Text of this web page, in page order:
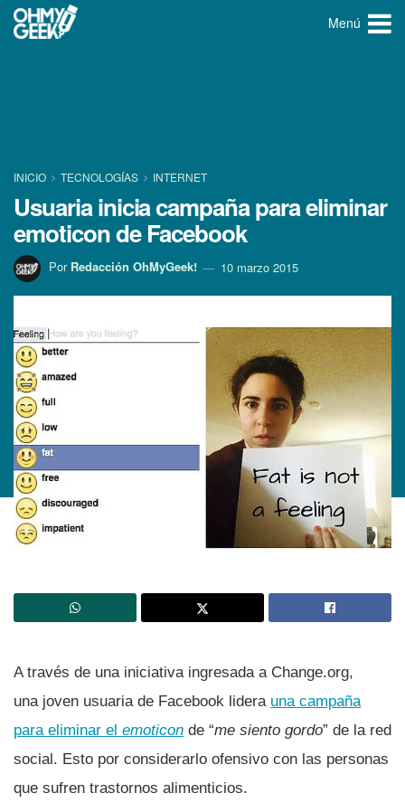
Menú
INICIO TECNOLOGÍ­AS INTERNET
Usuaria inicia campaña para eliminar
emoticon de Facebook
Por Redacción OhMyGeek! 10 marzo 2015
A través de una iniciativa ingresada a Change.org,
una joven usuaria de Facebook lidera una campaña
para eliminar el emoticon de “me siento gordo” de la red
social. Esto por considerarlo ofensivo con las personas
que sufren trastornos alimenticios.